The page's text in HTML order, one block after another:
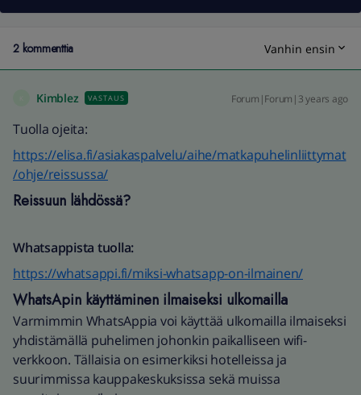
2 kommenttia Vanhin ensin
Kimblez VASTAUS Forum|Forum|3 years ago
Tuolla ojeita:
https://elisa.fi/asiakaspalvelu/aihe/matkapuhelinliittymat
/ohje/reissussa/
Reissuun lähdössä?
Whatsappista tuolla:
https://whatsappi.fi/miksi-whatsapp-on-ilmainen/
WhatsApin käyttäminen ilmaiseksi ulkomailla
Varmimmin WhatsAppia voi käyttää ulkomailla ilmaiseksi
yhdistämällä puhelimen johonkin paikalliseen wifi-
verkkoon. Tällaisia on esimerkiksi hotelleissa ja
suurimmissa kauppakeskuksissa sekä muissa